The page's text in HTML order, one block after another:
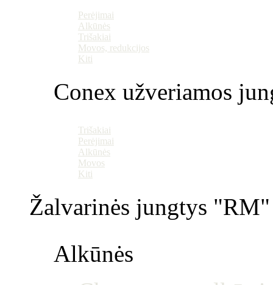
Perėjimai
Alkūnės
Trišakiai
Movos, redukcijos
Kiti
Conex užveriamos
Trišakiai
Perėjimai
Alkūnės
Movos
Kiti
Žalvarinės jungtys
Alkūnės